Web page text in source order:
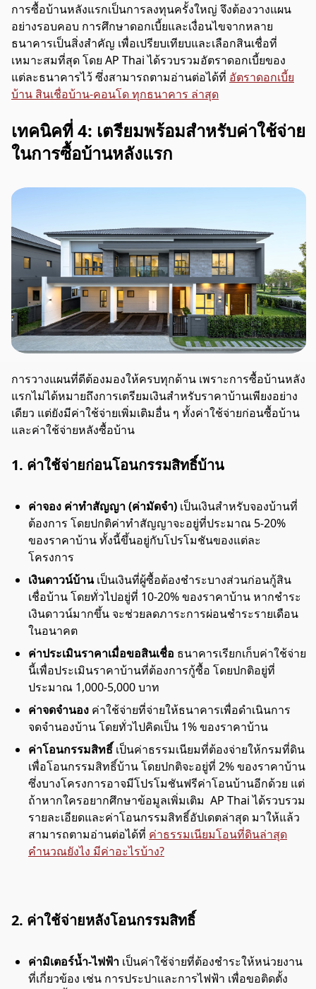
การซื้อบ้านหลังแรกเป็นการลงทุนครั้งใหญ่ จึงต้องวางแผน
อย่างรอบคอบ การศึกษาดอกเบี้ยและเงื่อนไขจากหลาย
ธนาคารเป็นสิ่งสำคัญ เพื่อเปรียบเทียบและเลือกสินเชื่อที่
เหมาะสมที่สุด โดย AP Thai ได้รวบรวมอัตราดอกเบี้ยของ
แต่ละธนาคารไว้ ซึ่งสามารถตามอ่านต่อได้ที่ อัตราดอกเบี้ย
บ้าน สินเชื่อบ้าน-คอนโด ทุกธนาคาร ล่าสุด
เทคนิคที่ 4: เตรียมพร้อมสำหรับค่าใช้จ่าย
ในการซื้อบ้านหลังแรก
การวางแผนที่ดีต้องมองให้ครบทุกด้าน เพราะการซื้อบ้านหลัง
แรกไม่ได้หมายถึงการเตรียมเงินสำหรับราคาบ้านเพียงอย่าง
เดียว แต่ยังมีค่าใช้จ่ายเพิ่มเติมอื่น ๆ ทั้งค่าใช้จ่ายก่อนซื้อบ้าน
และค่าใช้จ่ายหลังซื้อบ้าน
1. ค่าใช้จ่ายก่อนโอนกรรมสิทธิ์บ้าน
ค่าจอง ค่าทำสัญญา (ค่ามัดจำ) เป็นเงินสำหรับจองบ้านที่
ต้องการ โดยปกติค่าทำสัญญาจะอยู่ที่ประมาณ 5-20%
ของราคาบ้าน ทั้งนี้ขึ้นอยู่กับโปรโมชันของแต่ละ
โครงการ
เงินดาวน์บ้านเป็นเงินที่ผู้ซื้อต้องชำระบางส่วนก่อนกู้สิน
เชื่อบ้าน โดยทั่วไปอยู่ที่ 10-20% ของราคาบ้าน หากชำระ
เงินดาวน์มากขึ้น จะช่วยลดภาระการผ่อนชำระรายเดือน
ในอนาคต
ค่าประเมินราคาเมื่อขอสินเชื่อ ธนาคารเรียกเก็บค่าใช้จ่าย
นี้เพื่อประเมินราคาบ้านที่ต้องการกู้ซื้อ โดยปกติอยู่ที่
ประมาณ 1,000-5,000 บาท
ค่าจดจำนอง ค่าใช้จ่ายที่จ่ายให้ธนาคารเพื่อดำเนินการ
จดจำนองบ้าน โดยทั่วไปคิดเป็น 1% ของราคาบ้าน
ค่าโอนกรรมสิทธิ์ เป็นค่าธรรมเนียมที่ต้องจ่ายให้กรมที่ดิน
เพื่อโอนกรรมสิทธิ์บ้าน โดยปกติจะอยู่ที่ 2% ของราคาบ้าน
ซึ่งบางโครงการอาจมีโปรโมชันฟรีค่าโอนบ้านอีกด้วย แต่
ถ้าหากใครอยากศึกษาข้อมูลเพิ่มเติม AP Thai ได้รวบรวม
รายละเอียดและค่าโอนกรรมสิทธิ์อัปเดตล่าสุด มาให้แล้ว
สามารถตามอ่านต่อได้ที่ ค่าธรรมเนียมโอนที่ดินล่าสุด
คำนวณยังไง มีค่าอะไรบ้าง?
2. ค่าใช้จ่ายหลังโอนกรรมสิทธิ์
ค่ามิเตอร์น้ำ-ไฟฟ้า เป็นค่าใช้จ่ายที่ต้องชำระให้หน่วยงาน
ที่เกี่ยวข้อง เช่น การประปาและการไฟฟ้า เพื่อขอติดตั้ง